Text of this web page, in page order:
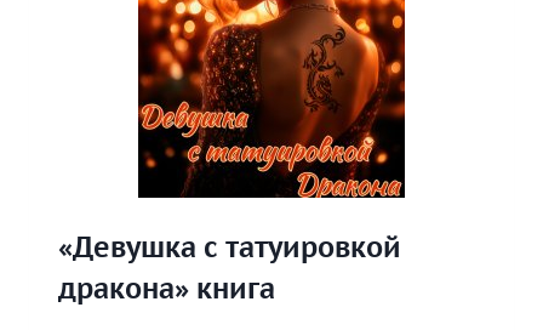
«Девушка с татуировкой
дракона» книга